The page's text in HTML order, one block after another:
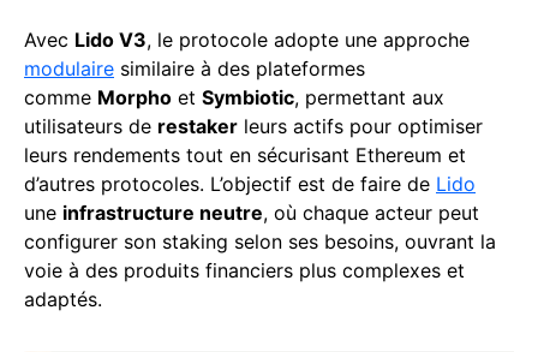
Avec Lido V3, le protocole adopte une approche
modulaire similaire à des plateformes
comme Morpho et Symbiotic, permettant aux
utilisateurs de restaker leurs actifs pour optimiser
leurs rendements tout en sécurisant Ethereum et
d’autres protocoles. L’objectif est de faire de Lido
une infrastructure neutre, où chaque acteur peut
configurer son staking selon ses besoins, ouvrant la
voie à des produits financiers plus complexes et
adaptés.